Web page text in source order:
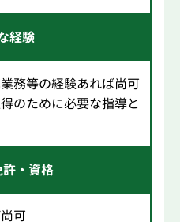
経験
務等の経験あれば尚可
のために必要な指導と
・資格
可